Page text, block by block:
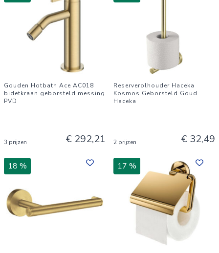
Gouden Hotbath Ace AC018
bidetkraan geborsteld messing
PVD
3 prijzen € 292,21
Reserverolhouder Haceka
Kosmos Geborsteld Goud
Haceka
2 prijzen € 32,49
18 % 17 %